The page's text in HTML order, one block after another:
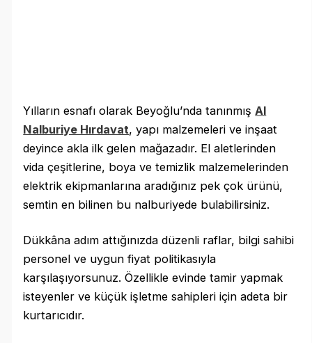
Yılların esnafı olarak Beyoğlu’nda tanınmış Al
Nalburiye Hırdavat, yapı malzemeleri ve inşaat
deyince akla ilk gelen mağazadır. El aletlerinden
vida çeşitlerine, boya ve temizlik malzemelerinden
elektrik ekipmanlarına aradığınız pek çok ürünü,
semtin en bilinen bu nalburiyede bulabilirsiniz.
Dükkâna adım attığınızda düzenli raflar, bilgi sahibi
personel ve uygun fiyat politikasıyla
karşılaşıyorsunuz. Özellikle evinde tamir yapmak
isteyenler ve küçük işletme sahipleri için adeta bir
kurtarıcıdır.